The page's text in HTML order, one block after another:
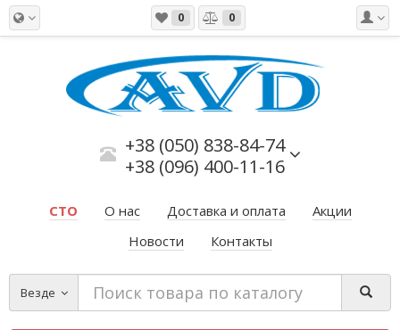
0 0
+38 (050) 838-84-74
+38 (096) 400-11-16
СТО О нас Доставка и оплата
Акции
Новости
Контакты
Везде